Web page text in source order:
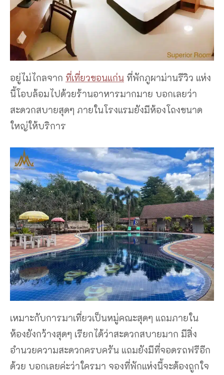
อยู่ไม่ไกลจาก ที่เที่ยวขอนแก่น ที่พักภูผาม่านรีวิว แห่ง
นี้โอบล้อมไปด้วยร้านอาหารมากมาย บอกเลยว่า
สะดวกสบายสุดๆ ภายในโรงแรมยังมีห้องโถงขนาด
ใหญ่ให้บริการ
เหมาะกับการมาเที่ยวเป็นหมู่คณะสุดๆ แถมภายใน
ห้องยังกว้างสุดๆ เรียกได้ว่าสะดวกสบายมาก มีสิ่ง
อำนวยความสะดวกครบครัน แถมยังมีที่จอดรถฟรีอีก
ด้วย บอกเลยค่ะว่าใครมา จองที่พักแห่งนี้จะต้องถูกใจ